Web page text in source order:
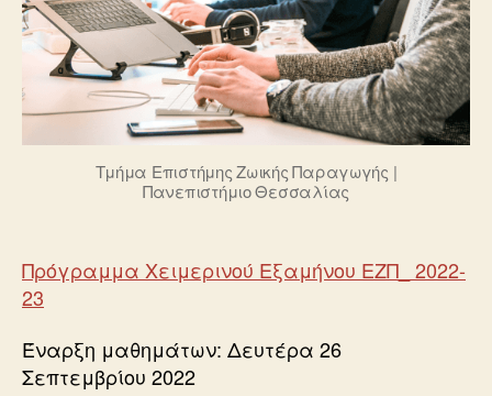
Τμήμα Επιστήμης Ζωικής Παραγωγής |
Πανεπιστήμιο Θεσσαλίας
Πρόγραμμα Χειμερινού Εξαμήνου ΕΖΠ_ 2022-
23
Έναρξη μαθημάτων: Δευτέρα 26
Σεπτεμβρίου 2022